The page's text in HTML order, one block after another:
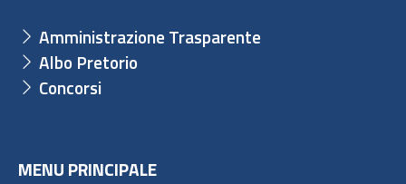
Amministrazione Trasparente
Albo Pretorio
Concorsi
MENU PRINCIPALE